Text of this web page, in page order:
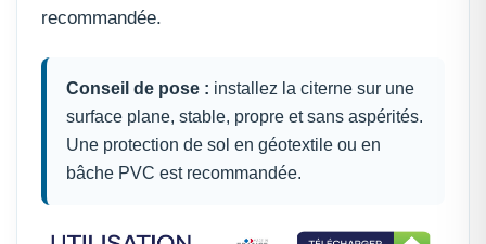
recommandée.
Conseil de pose : installez la citerne sur une
surface plane, stable, propre et sans aspérités.
Une protection de sol en géotextile ou en
bâche PVC est recommandée.